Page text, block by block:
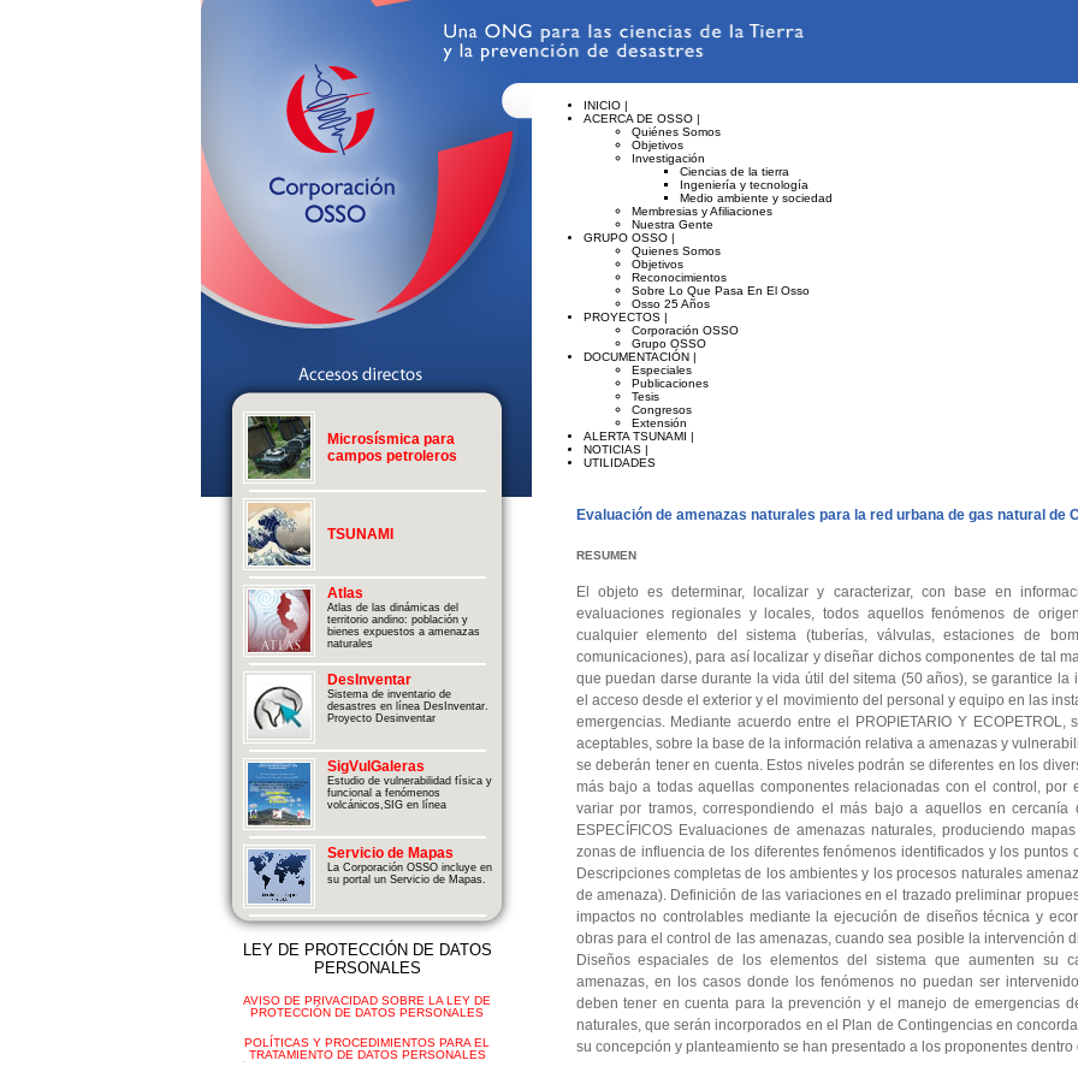
Microsísmica para
campos petroleros
TSUNAMI
Atlas
Atlas de las dinámicas del
territorio andino: población y
bienes expuestos a amenazas
naturales
DesInventar
Sistema de inventario de
desastres en línea DesInventar.
Proyecto Desinventar
SigVulGaleras
Estudio de vulnerabilidad física y
funcional a fenómenos
volcánicos,SIG en línea
Servicio de Mapas
La Corporación OSSO incluye en
su portal un Servicio de Mapas.
LEY DE PROTECCIÓN DE DATOS
PERSONALES
AVISO DE PRIVACIDAD SOBRE LA LEY DE
PROTECCIÓN DE DATOS PERSONALES
POLÍTICAS Y PROCEDIMIENTOS PARA EL
TRATAMIENTO DE DATOS PERSONALES
INICIO |
ACERCA DE OSSO |
Quiénes Somos
Objetivos
Investigación
Ciencias de la tierra
Ingeniería y tecnología
Medio ambiente y sociedad
Membresias y Afiliaciones
Nuestra Gente
GRUPO OSSO |
Quienes Somos
Objetivos
Reconocimientos
Sobre Lo Que Pasa En El Osso
Osso 25 Años
PROYECTOS |
Corporación OSSO
Grupo OSSO
DOCUMENTACIÓN |
Especiales
Publicaciones
Tesis
Congresos
Extensión
ALERTA TSUNAMI |
NOTICIAS |
UTILIDADES
Evaluación de amenazas naturales para la red urbana de gas natural de
RESUMEN
El objeto es determinar, localizar y caracterizar, con base en
evaluaciones regionales y locales, todos aquellos fenómenos de
cualquier elemento del sistema (tuberías, válvulas, estaciones de
comunicaciones), para así localizar y diseñar dichos componentes de tal
que puedan darse durante la vida útil del sitema (50 años), se garantice
el acceso desde el exterior y el movimiento del personal y equipo en las
emergencias. Mediante acuerdo entre el PROPIETARIO Y
aceptables, sobre la base de la información relativa a amenazas y
se deberán tener en cuenta. Estos niveles podrán se diferentes en los
más bajo a todas aquellas componentes relacionadas con el control,
variar por tramos, correspondiendo el más bajo a aquellos en cercanía
ESPECÍFICOS Evaluaciones de amenazas naturales, produciendo
zonas de influencia de los diferentes fenómenos identificados y los puntos
Descripciones completas de los ambientes y los procesos naturales
de amenaza). Definición de las variaciones en el trazado preliminar
impactos no controlables mediante la ejecución de diseños técnica y
obras para el control de las amenazas, cuando sea posible la intervención
Diseños espaciales de los elementos del sistema que aumenten su
amenazas, en los casos donde los fenómenos no puedan ser
deben tener en cuenta para la prevención y el manejo de emergencias
naturales, que serán incorporados en el Plan de Contingencias en
su concepción y planteamiento se han presentado a los proponentes